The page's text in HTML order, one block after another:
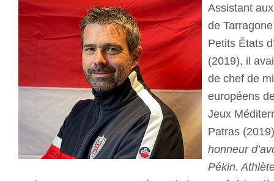
Assistant
de
Petits États
(2019), il
de chef de
européens
Jeux
Patras
honneur
Pékin.